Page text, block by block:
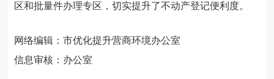
区和批量件办理专区，切实提升了不动产登记便利度。
网络编辑：市优化提升营商环境办公室
信息审核：办公室